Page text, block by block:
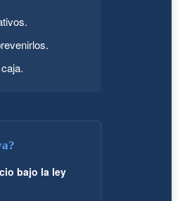
bajo la ley